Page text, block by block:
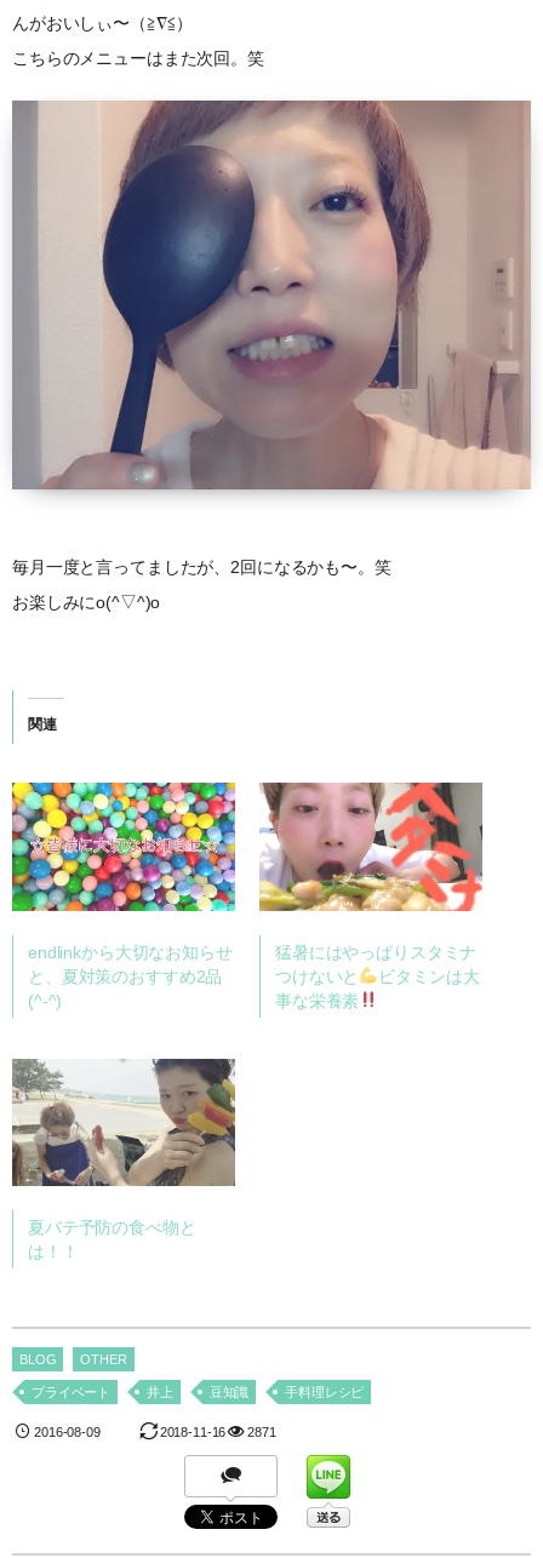
んがおいしぃ〜（≧∇≦）
こちらのメニューはまた次回。笑
毎月一度と言ってましたが、2回になるかも〜。笑
お楽しみにo(^▽^)o
関連
endlinkから大切なお知らせ
と、夏対策のおすすめ2品
(^-^)
猛暑にはやっぱりスタミナ
つけないと
ビタミンは大
事な栄養素
夏バテ予防の食べ物と
は！！
BLOG OTHER
プライベート 井上 豆知識 手料理レシピ
2016-08-09 2018-11-16 2871